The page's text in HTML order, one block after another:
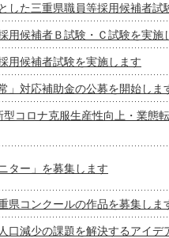
した三重県職員等採用候補者試
用候補者Ｂ試験・Ｃ試験を実施
用候補者試験を実施します
」対応補助金の公募を開始しま
コロナ克服生産性向上・業態
ター」を募集します
県コンクールの作品を募集しま
口減少の課題を解決するアイデ